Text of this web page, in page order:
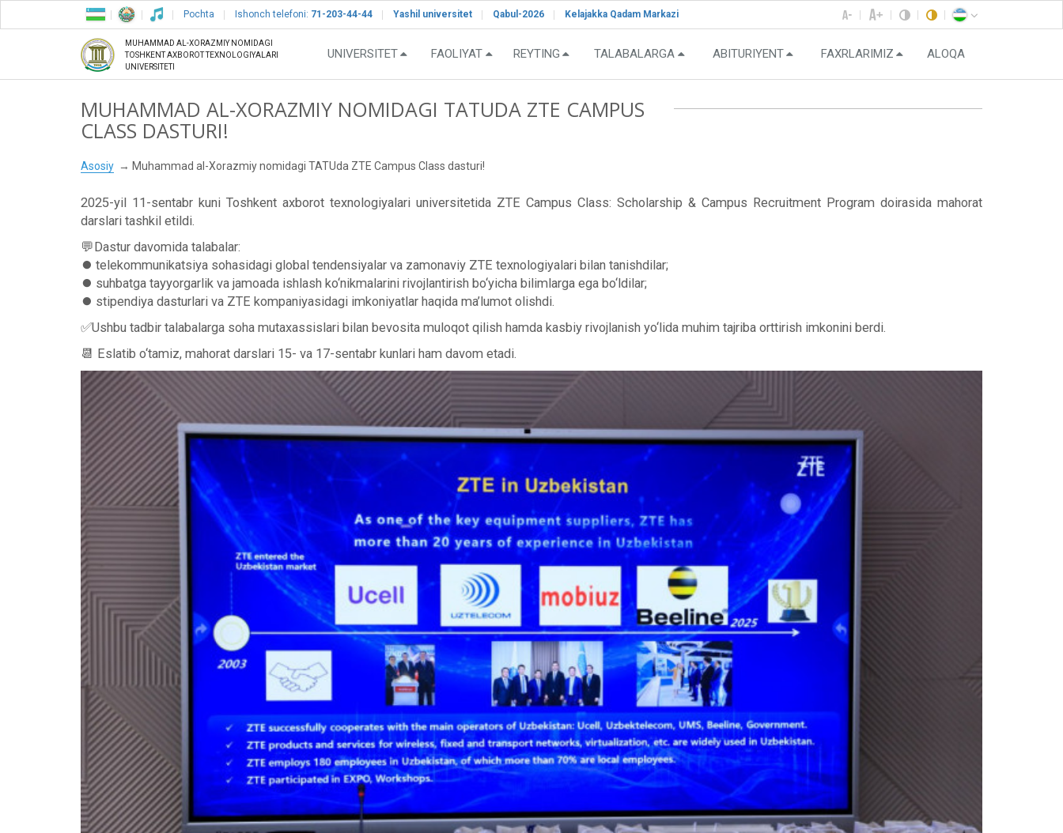
Pochta Ishonch telefoni: 71-203-44-44 Yashil universitet Qabul-2026 Kelajakka Qadam Markazi
MUHAMMAD AL-XORAZMIY NOMIDAGI
TOSHKENT AXBOROT TEXNOLOGIYALARI
UNIVERSITETI
UNIVERSITET FAOLIYAT REYTING TALABALARGA ABITURIYENT FAXRLARIMIZ ALOQA
MUHAMMAD AL-XORAZMIY NOMIDAGI TATUDA ZTE CAMPUS
CLASS DASTURI!
Asosiy Muhammad al-Xorazmiy nomidagi TATUda ZTE Campus Class dasturi!
2025-yil 11-sentabr kuni Toshkent axborot texnologiyalari universitetida ZTE Campus Class: Scholarship & Campus Recruitment Program doirasida mahorat
darslari tashkil etildi.
💬Dastur davomida talabalar:
⏺ telekommunikatsiya sohasidagi global tendensiyalar va zamonaviy ZTE texnologiyalari bilan tanishdilar;
⏺ suhbatga tayyorgarlik va jamoada ishlash ko‘nikmalarini rivojlantirish bo‘yicha bilimlarga ega bo‘ldilar;
⏺ stipendiya dasturlari va ZTE kompaniyasidagi imkoniyatlar haqida ma’lumot olishdi.
✅Ushbu tadbir talabalarga soha mutaxassislari bilan bevosita muloqot qilish hamda kasbiy rivojlanish yo‘lida muhim tajriba orttirish imkonini berdi.
📆 Eslatib o‘tamiz, mahorat darslari 15- va 17-sentabr kunlari ham davom etadi.